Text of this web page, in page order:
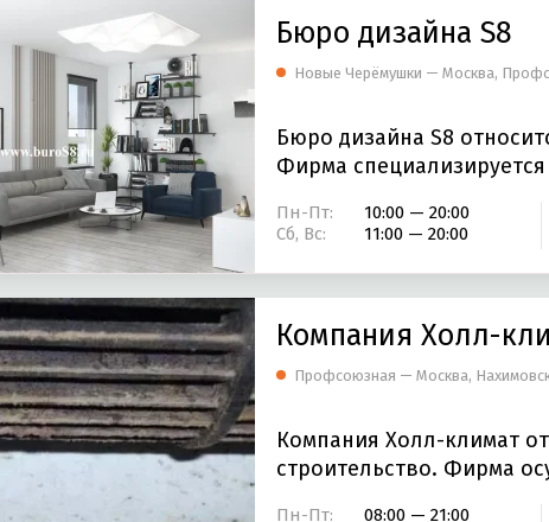
Бюро дизайна S8
Новые Черёмушки — Москва,
Бюро дизайна S8
Фирма
Пн-Пт:
10:00 — 20:00
Сб, Вс:
11:00 — 20:00
Компания Холл-
Профсоюзная — Москва,
Компания Холл-климат
строительство. Фирма осуществляет услуги по
Пн-Пт:
08:00 — 21:00